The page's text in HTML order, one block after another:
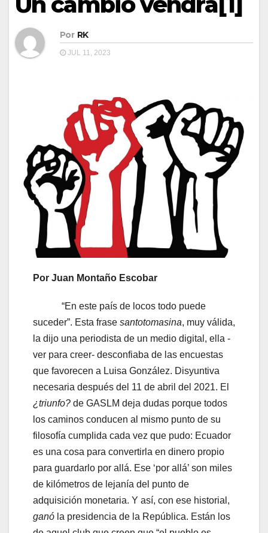
Por RK
JUL 11, 2023
Por Juan Montaño Escobar
“En este país de locos todo puede
suceder”. Esta frase santotomasina, muy válida,
la dijo una periodista de un medio digital, ella -
ver para creer- desconfiaba de las encuestas
que favorecen a Luisa González. Disyuntiva
necesaria después del 11 de abril del 2021. El
¿triunfo? de GASLM deja dudas porque todos
los caminos conducen al mismo punto de su
filosofía cumplida cada vez que pudo: Ecuador
es una cosa para convertirla en dinero propio
para guardarlo por allá. Ese ‘por allá’ son miles
de kilómetros de lejanía del punto de
adquisición monetaria. Y así, con ese historial,
ganó la presidencia de la República. Están los